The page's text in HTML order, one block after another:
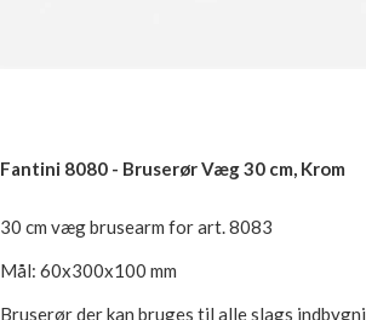
Fantini 8080 - Bruserør Væg 30 cm, Krom
30 cm væg brusearm for art. 8083
Mål: 60x300x100 mm
Bruserør der kan bruges til alle slags